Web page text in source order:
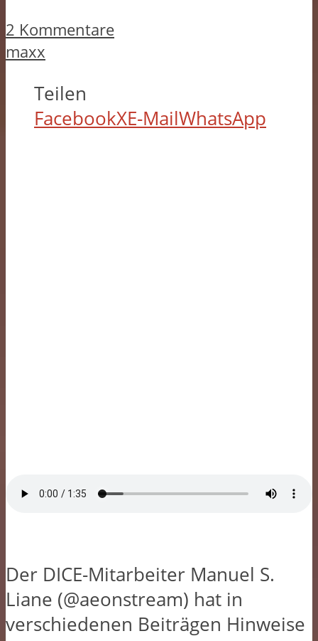
2 Kommentare
maxx
Teilen
FacebookXE-MailWhatsApp
Der DICE-Mitarbeiter Manuel S.
Liane (@aeonstream) hat in
verschiedenen Beiträgen Hinweise